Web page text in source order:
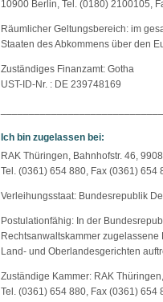
10900 Berlin, Tel. (0180) 2100105,
Räumlicher Geltungsbereich: im
Staaten des Abkommens über den
Zuständiges Finanzamt: Gotha
UST-ID-Nr. : DE 239748169
Ich bin zugelassen bei:
RAK Thüringen, Bahnhofstr. 46,
Tel. (0361) 654 880, Fax (0361) 654
Verleihungsstaat: Bundesrepublik
Postulationfähig: In der
Rechtsanwaltskammer
Land- und Oberlandesgerichten
Zuständige Kammer: RAK
Tel. (0361) 654 880, Fax (0361) 654